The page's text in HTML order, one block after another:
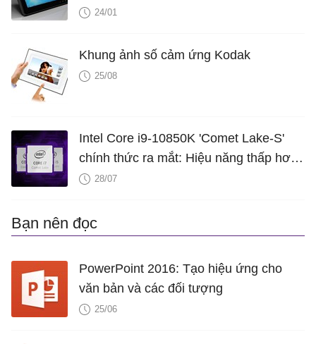
24/01
Khung ảnh số cảm ứng Kodak
25/08
Intel Core i9-10850K 'Comet Lake-S'
chính thức ra mắt: Hiệu năng thấp hơn,
giá bán tốt hơn so với i9-10900K
28/07
Bạn nên đọc
PowerPoint 2016: Tạo hiệu ứng cho
văn bản và các đối tượng
25/06